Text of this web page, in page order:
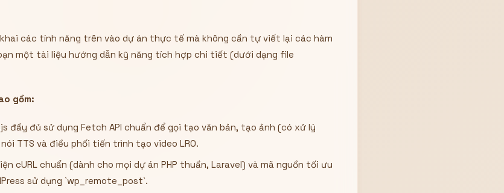
các tính năng trên vào dự án thực tế mà không cần tự viết lại các hàm
một tài liệu hướng dẫn kỹ năng tích hợp chi tiết (dưới dạng file
gồm:
đầy đủ sử dụng Fetch API chuẩn để gọi tạo văn bản, tạo ảnh (có xử lý
TTS và điều phối tiến trình tạo video LRO.
cURL chuẩn (dành cho mọi dự án PHP thuần, Laravel) và mã nguồn tối ưu
sử dụng `wp_remote_post`.